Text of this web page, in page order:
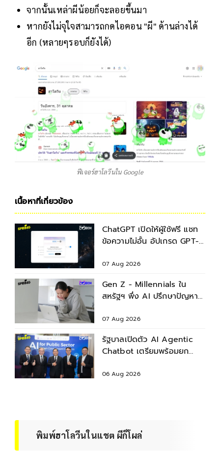
จากนั้นเหล่าผีน้อยก็จะลอยขึ้นมา
หากยังไม่จุใจสามารถกดไอคอน "ผี" ด้านล่างได้
อีก (หลายๆรอบก็ยังได้)
ฟีเจอร์ฮาโลวีนใน Google
เนื้อหาที่เกี่ยวข้อง
ChatGPT เปิดให้ผู้ใช้ฟรี แชท
ข้อความไม่อั้น อัปเกรด GPT-
07 Aug 2026
Gen Z - Millennials ใน
สหรัฐฯ พึ่ง AI ปรึกษาปัญหา
07 Aug 2026
รัฐบาลเปิดตัว AI Agentic
Chatbot เตรียมพร้อมยก
06 Aug 2026
พิมพ์ฮาโลวีนในแชต ผีก็โผล่